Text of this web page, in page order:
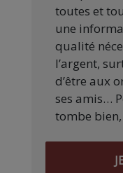
toutes et
une
qualité
l’argent,
d’être aux
ses amis…
tombe bien,